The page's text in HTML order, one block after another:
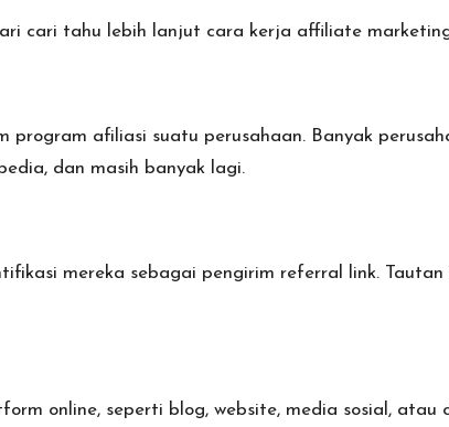
cari tahu lebih lanjut cara kerja affiliate
afiliasi suatu perusahaan. Banyak
dan masih banyak lagi.
mereka sebagai pengirim referral link.
online, seperti blog, website, media sosial, atau